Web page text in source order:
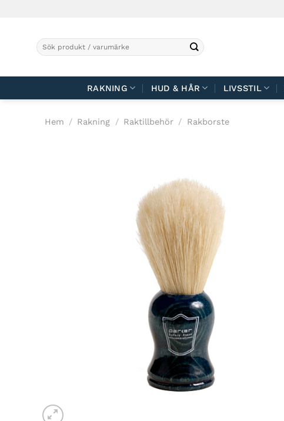
Sök
efter:
RAKNING HUD & HÅR LIVSSTIL
Hem / Rakning / Raktillbehör / Rakborste